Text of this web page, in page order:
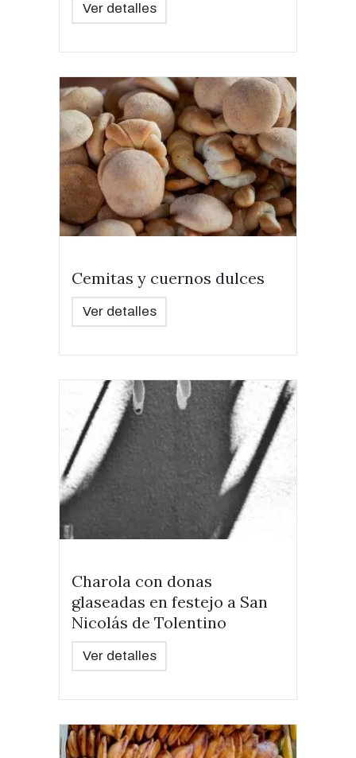
Ver detalles
Cemitas y cuernos dulces
Ver detalles
Charola con donas
glaseadas en festejo a San
Nicolás de Tolentino
Ver detalles